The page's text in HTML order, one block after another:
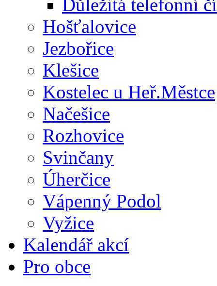
Důležitá telefonní
Hošťalovice
Jezbořice
Klešice
Kostelec u Heř.Městce
Načešice
Rozhovice
Svinčany
Úherčice
Vápenný Podol
Vyžice
Kalendář akcí
Pro obce